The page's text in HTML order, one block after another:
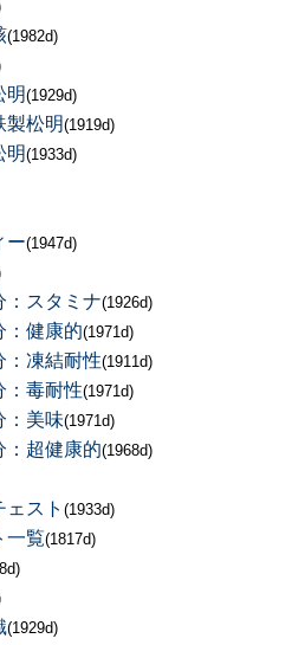
(1982d)
明(1929d)
製松明(1919d)
明(1933d)
ー(1947d)
：スタミナ(1926d)
：健康的(1971d)
：凍結耐性(1911d)
：毒耐性(1971d)
：美味(1971d)
：超健康的(1968d)
スト (1933d)
一覧(1817d)
(1929d)